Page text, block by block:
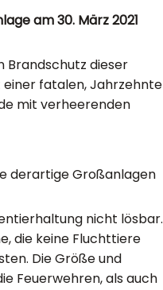
am 30. März 2021
Brandschutz dieser
einer fatalen, Jahrzehnte
mit verheerenden
derartige Großanlagen
nicht lösbar.
die keine Fluchttiere
Die Größe und
Feuerwehren, als auch